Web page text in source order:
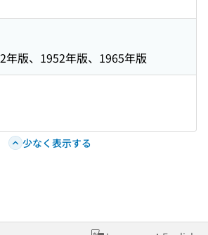
年版、1952年版、1965年版
少なく表示する